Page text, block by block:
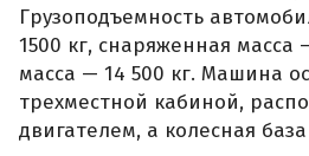
Грузоподъемность
1500 кг, снаряженная масса
масса — 14 500 кг. Машина
трехместной кабиной,
двигателем, а колесная